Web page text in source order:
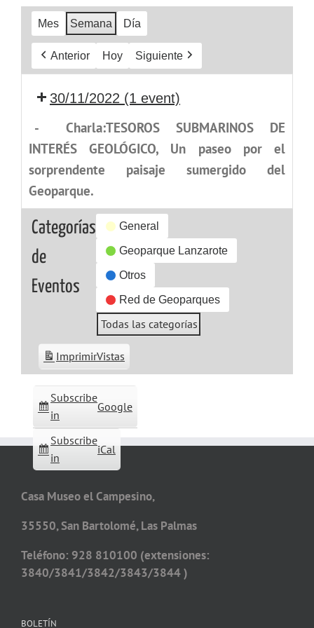
Mes Semana Día
Anterior Hoy Siguiente
30/11/2022 (1 event)
-
Charla:TESOROS SUBMARINOS DE
INTERÉS GEOLÓGICO, Un paseo por el
sorprendente paisaje sumergido del
Geoparque.
Categorías
de
Eventos
General
Geoparque Lanzarote
Otros
Red de Geoparques
Todas las categorías
Subscribe
in
Google
Subscribe
in
iCal
ImprimirVistas
Casa Museo el Campesino,
35550, San Bartolomé, Las Palmas
Teléfono: 928 810100 (extensiones:
3840/3841/3842/3843/3844 )
BOLETÍN